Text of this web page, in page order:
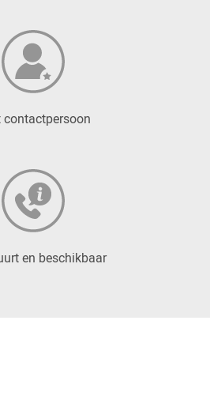
contactpersoon
en beschikbaar